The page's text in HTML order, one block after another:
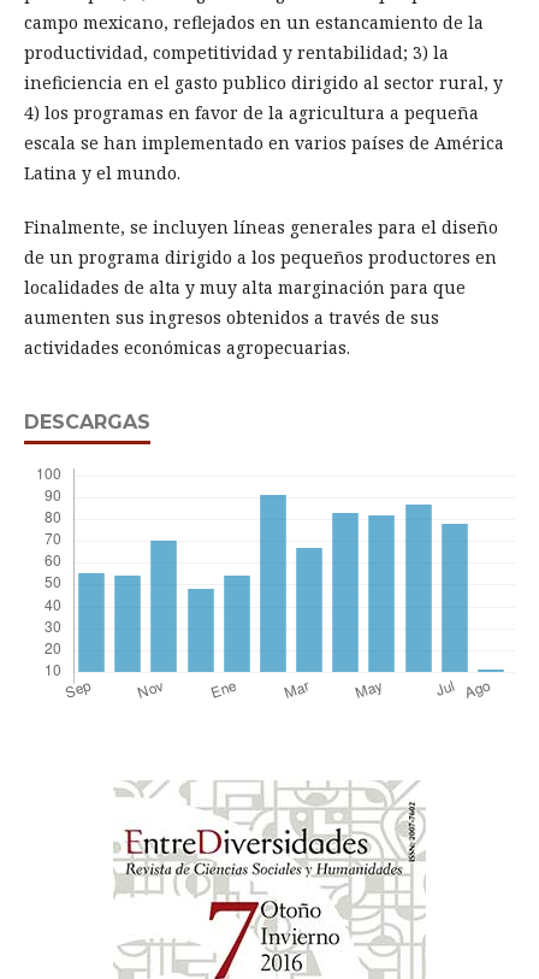
campo mexicano, reflejados en un estancamiento de la
productividad, competitividad y rentabilidad; 3) la
ineficiencia en el gasto publico dirigido al sector rural, y
4) los programas en favor de la agricultura a pequeña
escala se han implementado en varios países de América
Latina y el mundo.
Finalmente, se incluyen líneas generales para el diseño
de un programa dirigido a los pequeños productores en
localidades de alta y muy alta marginación para que
aumenten sus ingresos obtenidos a través de sus
actividades económicas agropecuarias.
DESCARGAS